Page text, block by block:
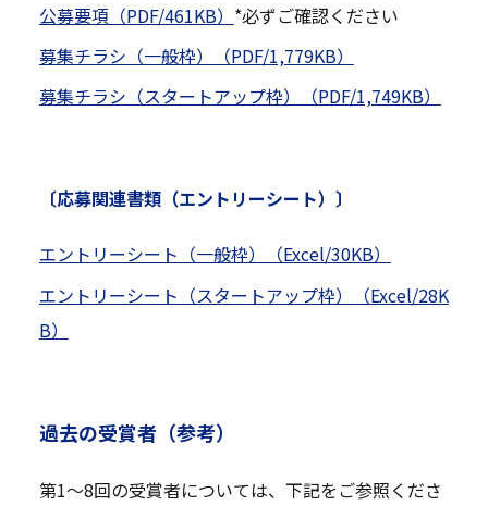
公募要項（PDF/461KB） *必ずご確認ください
募集チラシ（一般枠）（PDF/1,779KB）
募集チラシ（スタートアップ枠）（PDF/1,749KB）
〔応募関連書類（エントリーシート）〕
エントリーシート（一般枠）（Excel/30KB）
エントリーシート（スタートアップ枠）（Excel/28K
B）
過去の受賞者（参考）
第1〜8回の受賞者については、下記をご参照くださ